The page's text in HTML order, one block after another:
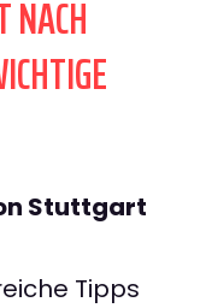
Stuttgart
Tipps